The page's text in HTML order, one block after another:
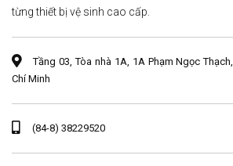
từng thiết bị vệ sinh cao cấp.
Tầng 03, Tòa nhà 1A, 1A Phạm Ngọc
Chí Minh
(84-8) 38229520